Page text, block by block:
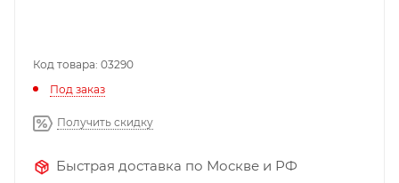
Код товара: 03290
Под заказ
Получить скидку
Быстрая доставка по Москве и РФ